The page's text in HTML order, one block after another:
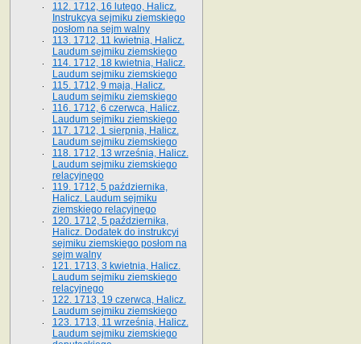
112. 1712, 16 lutego, Halicz.
Instrukcya sejmiku ziemskiego
posłom na sejm walny
113. 1712, 11 kwietnia, Halicz.
Laudum sejmiku ziemskiego
114. 1712, 18 kwietnia, Halicz.
Laudum sejmiku ziemskiego
115. 1712, 9 maja, Halicz.
Laudum sejmiku ziemskiego
116. 1712, 6 czerwca, Halicz.
Laudum sejmiku ziemskiego
117. 1712, 1 sierpnia, Halicz.
Laudum sejmiku ziemskiego
118. 1712, 13 września, Halicz.
Laudum sejmiku ziemskiego
relacyjnego
119. 1712, 5 października,
Halicz. Laudum sejmiku
ziemskiego relacyjnego
120. 1712, 5 października,
Halicz. Dodatek do instrukcyi
sejmiku ziemskiego posłom na
sejm walny
121. 1713, 3 kwietnia, Halicz.
Laudum sejmiku ziemskiego
relacyjnego
122. 1713, 19 czerwca, Halicz.
Laudum sejmiku ziemskiego
123. 1713, 11 września, Halicz.
Laudum sejmiku ziemskiego